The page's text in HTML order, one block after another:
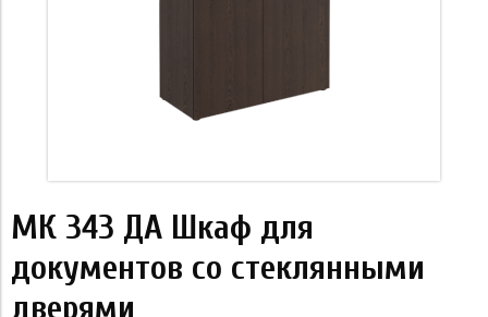
МК 343 ДА Шкаф для
документов со стеклянными
дверями